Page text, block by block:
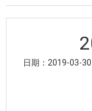
日期：2019-03-30